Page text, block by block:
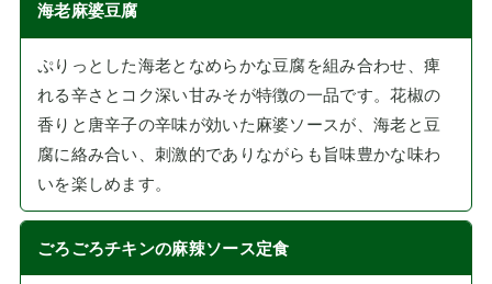
海老麻婆豆腐
ぷりっとした海老となめらかな豆腐を組み合わせ、痺
れる辛さとコク深い甘みそが特徴の一品です。花椒の
香りと唐辛子の辛味が効いた麻婆ソースが、海老と豆
腐に絡み合い、刺激的でありながらも旨味豊かな味わ
いを楽しめます。
ごろごろチキンの麻辣ソース定食